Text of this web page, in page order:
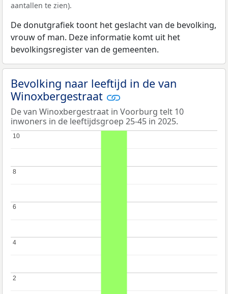
aantallen te zien).
De donutgrafiek toont het geslacht van de bevolking,
vrouw of man. Deze informatie komt uit het
bevolkingsregister van de gemeenten.
Bevolking naar leeftijd in de van
Winoxbergestraat
De van Winoxbergestraat in Voorburg telt 10
inwoners in de leeftijdsgroep 25-45 in 2025.
2
2
4
4
6
6
8
8
10
10